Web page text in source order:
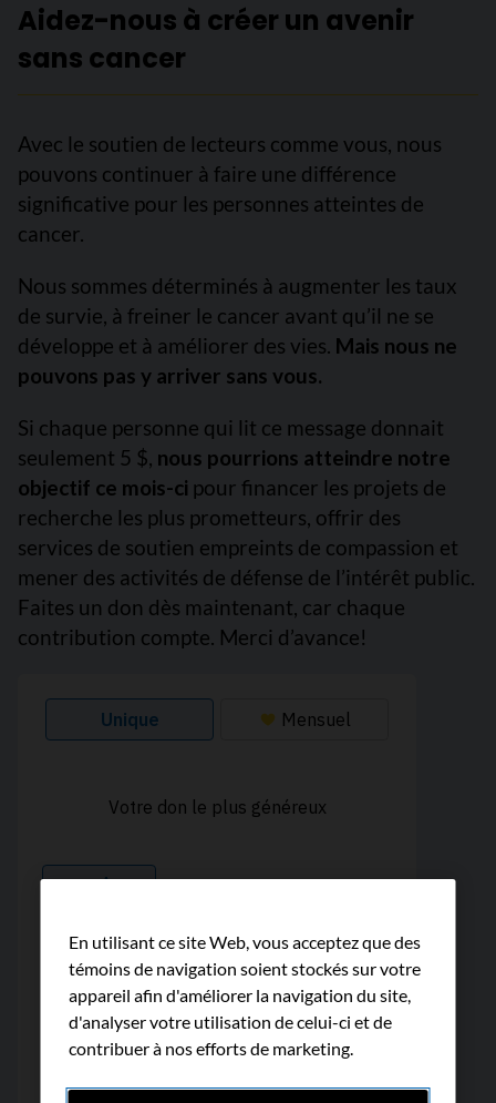
Aidez-nous à créer un avenir
sans cancer
Avec le soutien de lecteurs comme vous, nous
pouvons continuer à faire une différence
significative pour les personnes atteintes de
cancer.
Nous sommes déterminés à augmenter les taux
de survie, à freiner le cancer avant qu’il ne se
développe et à améliorer des vies. Mais nous ne
pouvons pas y arriver sans vous.
Si chaque personne qui lit ce message donnait
seulement 5 $, nous pourrions atteindre notre
objectif ce mois-ci pour financer les projets de
recherche les plus prometteurs, offrir des
services de soutien empreints de compassion et
mener des activités de défense de l’intérêt public.
Faites un don dès maintenant, car chaque
contribution compte. Merci d’avance!
En utilisant ce site Web, vous acceptez que des
témoins de navigation soient stockés sur votre
appareil afin d'améliorer la navigation du site,
d'analyser votre utilisation de celui-ci et de
contribuer à nos efforts de marketing.